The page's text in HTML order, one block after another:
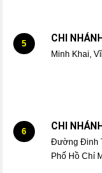
5 CHI
Minh Khai,
6 CHI
Đường Đinh
Phố Hồ Chí